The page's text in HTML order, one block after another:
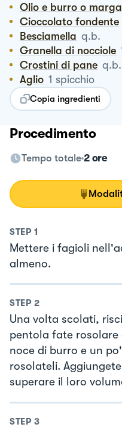
Olio e burro o
Cioccolato fondente
Besciamella q.b.
Granella di nocciole
Crostini di pane q.b.
Aglio 1 spicchio
Copia ingredienti
Procedimento
Tempo totale 2 ore
STEP 1
Mettere i fagioli
almeno.
STEP 2
Una volta scolati,
pentola fate
noce di burro e un
rosolateli.
superare il loro
STEP 3